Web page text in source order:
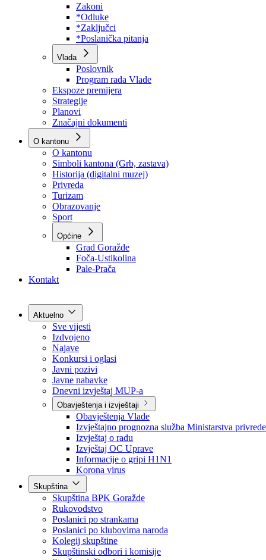
Poslovnik
Program rada Skupštine
Budžet 2026
Zakoni
*Odluke
*Zaključci
*Poslanička pitanja
Vlada
Poslovnik
Program rada Vlade
Ekspoze premijera
Strategije
Planovi
Značajni dokumenti
O kantonu
O kantonu
Simboli kantona (Grb, zastava)
Historija (digitalni muzej)
Privreda
Turizam
Obrazovanje
Sport
Općine
Kontakt
Aktuelno
Sve vijesti
Izdvojeno
Najave
Konkursi i oglasi
Javni pozivi
Javne nabavke
Dnevni izvještaj MUP-a
Obavještenja i izvještaji
Obavještenja Vlade
Izvještajno prognozna služba Ministarstva privrede
Izvještaj o radu
Izvještaj OC Uprave
Informacije o gripi H1N1
Korona virus
Skupština
Skupština BPK Goražde
Rukovodstvo
Poslanici po strankama